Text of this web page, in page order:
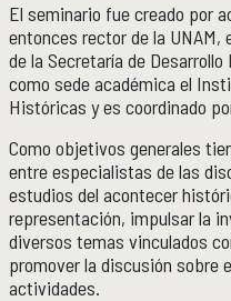
Educación Continua
EDUCACIÓN
Cursos y diplomados vigentes
Próximamente
Cursos y diplomados
Publicaciones y
PUBLICACIONES
Novedades editoriales
Revistas académicas
El seminario fue creado por
entonces rector de la UNAM,
de la Secretaría de
como sede académica el
Históricas y es coordinado
Como objetivos generales
entre especialistas de las
estudios del acontecer
representación, impulsar la
diversos temas vinculados
promover la discusión sobre
actividades.